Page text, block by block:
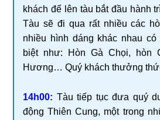
khách để lên tàu bắt đầu hành
Tàu sẽ đi qua rất nhiều các
nhiều hình dáng khác nhau
biệt như: Hòn Gà Chọi, hòn
Hương… Quý khách thưởng
14h00: Tàu tiếp tục đưa quý
động Thiên Cung, một trong